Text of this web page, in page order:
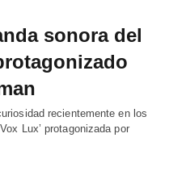
sonora del
recientemente en los
Lux’ protagonizada por